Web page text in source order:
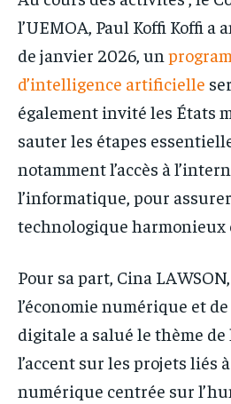
l’UEMOA, Paul Koffi Koffi a
de janvier 2026, un
d’intelligence artificielle
également invité les États
sauter les étapes
notamment l’accès à
l’informatique, pour
technologique harmonieux
Pour sa part, Cina
l’économie numérique et
digitale a salué le thème de
l’accent sur les projets liés
numérique centrée sur